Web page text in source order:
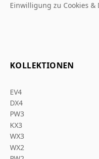
Einwilligung zu Cookies
KOLLEKTIONEN
EV4
DX4
PW3
KX3
WX3
WX2